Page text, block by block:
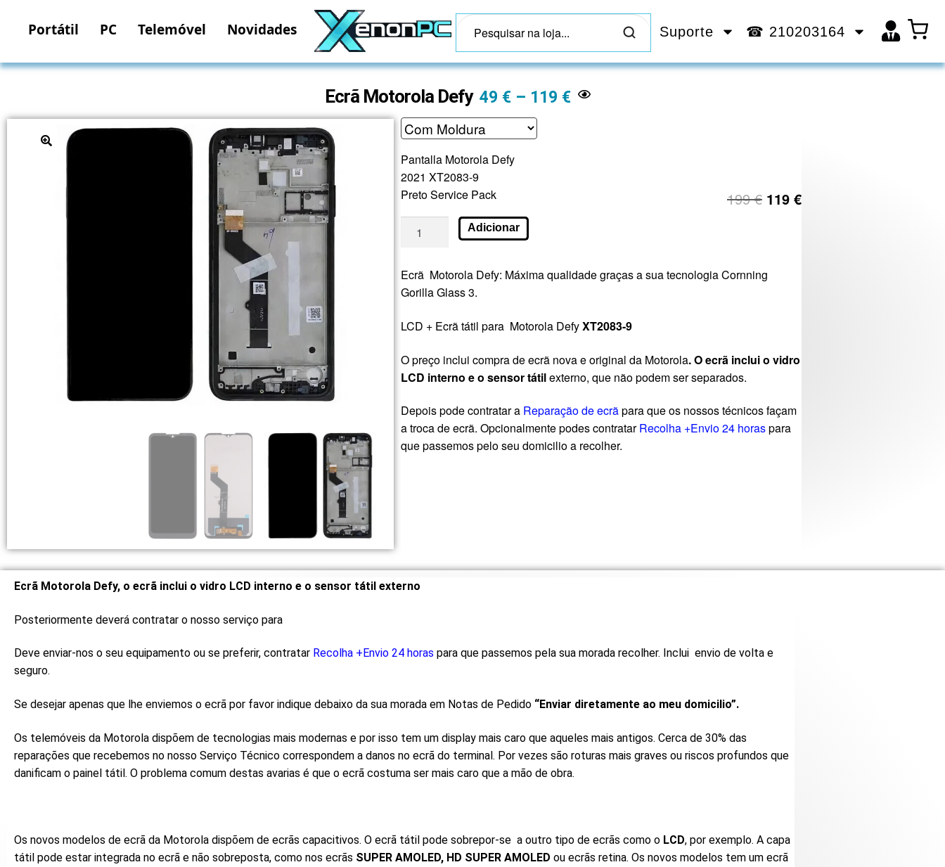
Portátil PC Telemóvel Novidades Suporte ☎ 210203164
Ecrã Motorola Defy 49 € – 119 €
Pantalla Motorola Defy
2021 XT2083-9
Preto Service Pack
199€ 119 €
Adicionar
Ecrã Motorola Defy: Máxima qualidade graças a sua tecnologia Cornning
Gorilla Glass 3.
LCD + Ecrã tátil para Motorola DefyXT2083-9
O preço inclui compra de ecrã nova e original da Motorola.O ecrã inclui o vidro
LCD interno e o sensor tátilexterno, que não podem ser separados.
Depois pode contratar a Reparação de ecrãpara que os nossos técnicos façam
a troca de ecrã. Opcionalmente podes contratarRecolha +Envio 24 horaspara
que passemos pelo seu domicilio a recolher.
Ecrã Motorola Defy, o ecrã inclui o vidro LCD interno e o sensor tátil externo
Posteriormente deverá contratar o nosso serviço para
Deve enviar-nos o seu equipamento ou se preferir, contratar Recolha +Envio 24 horas para que passemos pela sua morada recolher. Inclui envio de volta e
seguro.
Se desejar apenas que lhe enviemos o ecrã por favor indique debaixo da sua morada em Notas de Pedido “Enviar diretamente ao meu domicilio”.
Os telemóveis da Motorola dispõem de tecnologias mais modernas e por isso tem um display mais caro que aqueles mais antigos. Cerca de 30% das
reparações que recebemos no nosso Serviço Técnico correspondem a danos no ecrã do terminal. Por vezes são roturas mais graves ou riscos profundos que
danificam o painel tátil. O problema comum destas avarias é que o ecrã costuma ser mais caro que a mão de obra.
Os novos modelos de ecrã da Motorola dispõem de ecrãs capacitivos. O ecrã tátil pode sobrepor-se a outro tipo de ecrãs como o LCD, por exemplo. A capa
tátil pode estar integrada no ecrã e não sobreposta, como nos ecrãs SUPER AMOLED, HD SUPER AMOLED ou ecrãs retina. Os novos modelos tem um ecrã